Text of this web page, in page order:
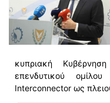
κυπριακή
επενδυτικού
Interconnector ως